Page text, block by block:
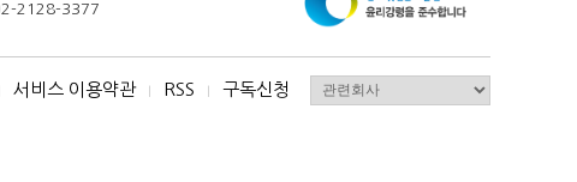
2128-3377
서비스 이용약관 RSS 구독신청